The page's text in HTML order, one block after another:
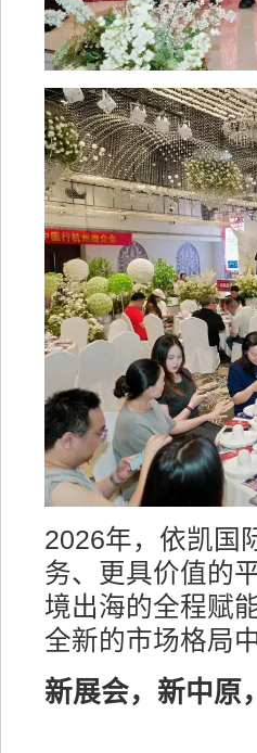
2026年，依凯国
务、更具价值的
境出海的全程赋
全新的市场格局
新展会，新中原